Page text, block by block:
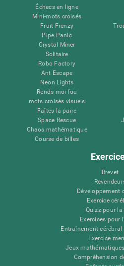
Échecs en ligne
Mini-mots croisés
Fruit Frenzy
Pipe Panic
Crystal Miner
Solitaire
Robo Factory
Ant Escape
Neon Lights
Rends moi fou
mots croisés visuels
Faîtes la paire
Space Rescue
Chaos mathématique
Course de billes
Brevet
Développement
Exercice
Quizz pour la
Exercices pour
Entraînement
Exercice
Jeux
Compréhension